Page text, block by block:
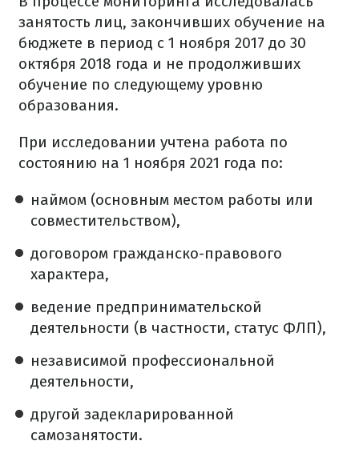
занятость лиц, закончивших обучение на
бюджете в период с 1 ноября 2017 до 30
октября 2018 года и не продолживших
обучение по следующему уровню
образования.
При исследовании учтена работа по
состоянию на 1 ноября 2021 года по:
наймом (основным местом работы или
совместительством),
договором гражданско-правового
характера,
ведение предпринимательской
деятельности (в частности, статус ФЛП),
независимой профессиональной
деятельности,
другой задекларированной
самозанятости.